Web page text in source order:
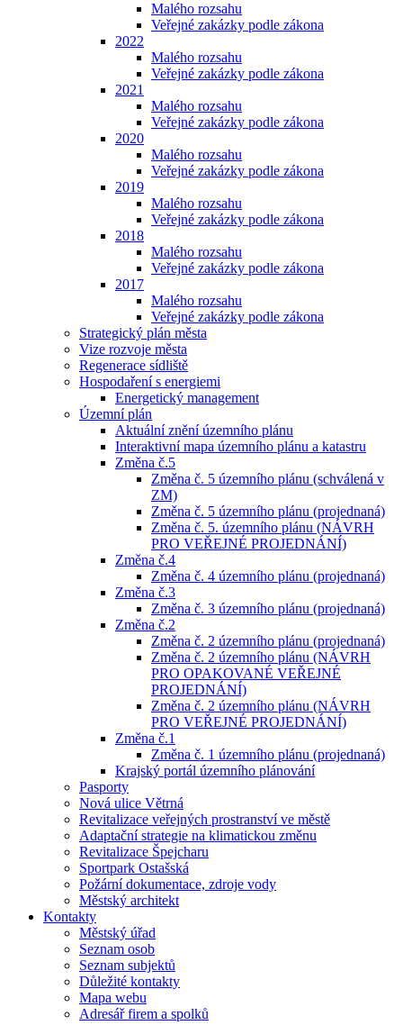
Malého rozsahu
Veřejné zakázky podle zákona
2022
Malého rozsahu
Veřejné zakázky podle zákona
2021
Malého rozsahu
Veřejné zakázky podle zákona
2020
Malého rozsahu
Veřejné zakázky podle zákona
2019
Malého rozsahu
Veřejné zakázky podle zákona
2018
Malého rozsahu
Veřejné zakázky podle zákona
2017
Malého rozsahu
Veřejné zakázky podle zákona
Strategický plán města
Vize rozvoje města
Regenerace sídliště
Hospodaření s energiemi
Energetický management
Územní plán
Aktuální znění územního plánu
Interaktivní mapa územního plánu a katastru
Změna č.5
Změna č. 5 územního plánu (schválená v
ZM)
Změna č. 5 územního plánu (projednaná)
Změna č. 5. územního plánu (NÁVRH
PRO VEŘEJNÉ PROJEDNÁNÍ)
Změna č.4
Změna č. 4 územního plánu (projednaná)
Změna č.3
Změna č. 3 územního plánu (projednaná)
Změna č.2
Změna č. 2 územního plánu (projednaná)
Změna č. 2 územního plánu (NÁVRH
PRO OPAKOVANÉ VEŘEJNÉ
PROJEDNÁNÍ)
Změna č. 2 územního plánu (NÁVRH
PRO VEŘEJNÉ PROJEDNÁNÍ)
Změna č.1
Změna č. 1 územního plánu (projednaná)
Krajský portál územního plánování
Pasporty
Nová ulice Větrná
Revitalizace veřejných prostranství ve městě
Adaptační strategie na klimatickou změnu
Revitalizace Špejcharu
Sportpark Ostašská
Požární dokumentace, zdroje vody
Městský architekt
Kontakty
Městský úřad
Seznam osob
Seznam subjektů
Důležité kontakty
Mapa webu
Adresář firem a spolků